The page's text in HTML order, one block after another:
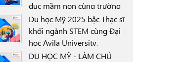
dục mầm non cùng trường
New Zealand Tertiary
College NZTC
Du học Mỹ 2025 bậc Thạc sĩ
khối ngành STEM cùng Đại
học Avila University,
Goodyear, Arizona
0000-00-00
DU HỌC MỸ - LÀM CHỦ